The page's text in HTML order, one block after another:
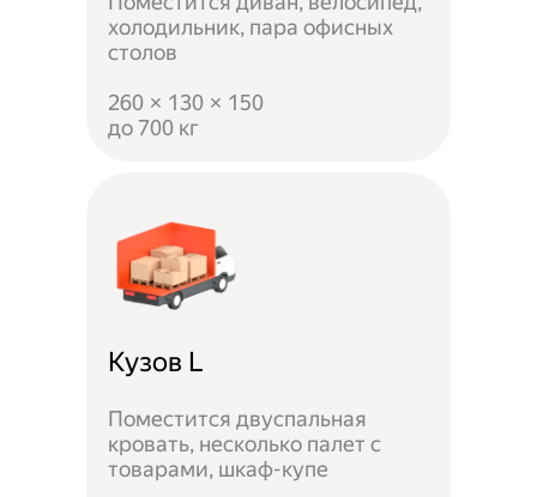
холодильник, пара офисных
столов
260 × 130 × 150
до 700 кг
Кузов L
Поместится двуспальная
кровать, несколько палет с
товарами, шкаф-купе